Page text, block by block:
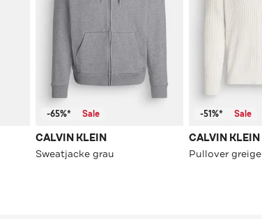
-65%* Sale
CALVIN KLEIN
Sweatjacke grau
-51%* Sale
CALVIN KLEIN
Pullover greige